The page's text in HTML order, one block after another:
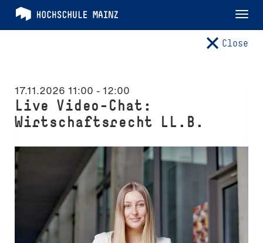
Close
17.11.2026 11:00 - 12:00
Live Video-Chat:
Wirtschaftsrecht LL.B.